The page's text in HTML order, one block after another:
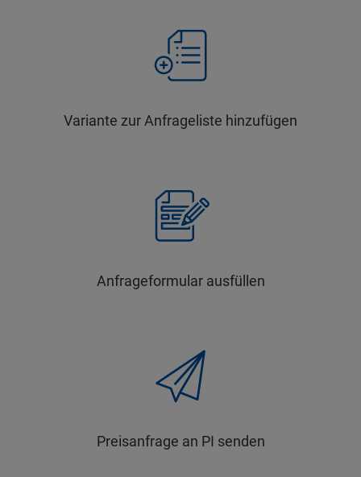
Variante zur Anfrageliste hinzufügen
Anfrageformular ausfüllen
Preisanfrage an PI senden